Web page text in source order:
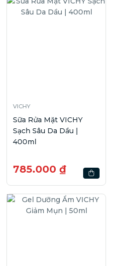
VICHY
Sữa Rửa Mặt VICHY
Sạch Sâu Da Dầu |
400ml
785.000 ₫